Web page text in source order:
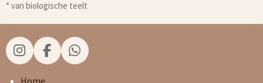
* van biologische teelt
I
n
F
a
W
h